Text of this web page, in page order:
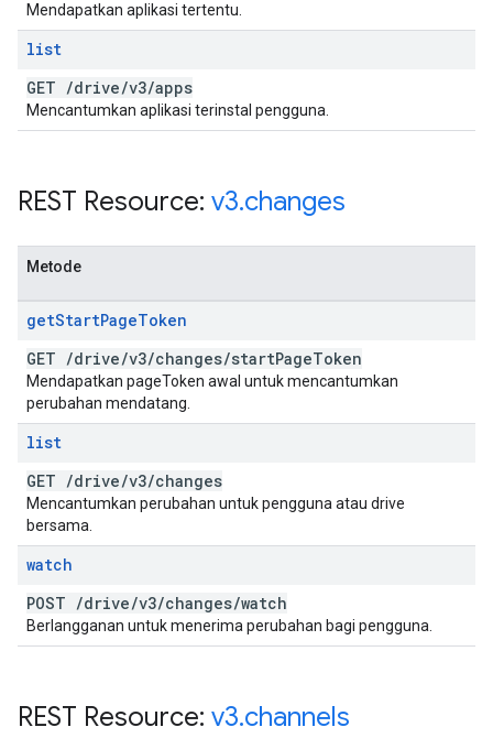
Mendapatkan aplikasi tertentu.
list
GET /drive/v3/apps
Mencantumkan aplikasi terinstal pengguna.
REST Resource: v3.changes
Metode
getStartPageToken
GET /drive/v3/changes/startPageToken
Mendapatkan pageToken awal untuk mencantumkan
perubahan mendatang.
list
GET /drive/v3/changes
Mencantumkan perubahan untuk pengguna atau drive
bersama.
watch
POST /drive/v3/changes/watch
Berlangganan untuk menerima perubahan bagi pengguna.
REST Resource: v3.channels